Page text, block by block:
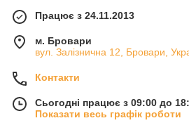
Працює з 24.11.2013
м. Бровари
вул. Залізнична 12, Бровари,
Контакти
Сьогодні працює з 09:00 до
Показати весь графік роботи